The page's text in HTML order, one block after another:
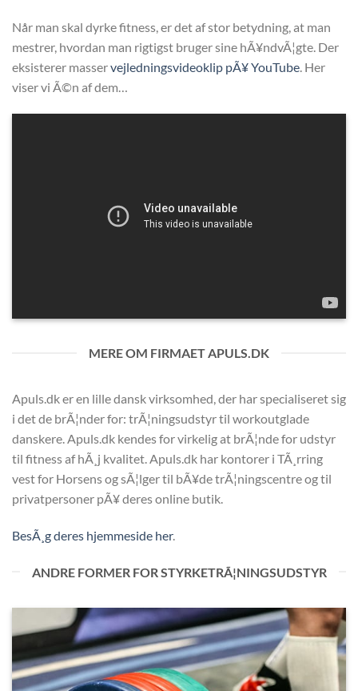
Når man skal dyrke fitness, er det af stor betydning, at man
mestrer, hvordan man rigtigst bruger sine hÃ¥ndvÃ¦gte. Der
eksisterer masservejledningsvideoklip pÃ¥ YouTube. Her
viser vi Ã©n af dem…
MERE OM FIRMAET APULS.DK
Apuls.dk er en lille dansk virksomhed, der har specialiseret sig
i det de brÃ¦nder for: trÃ¦ningsudstyr til workoutglade
danskere. Apuls.dk kendes for virkelig at brÃ¦nde for udstyr
til fitness af hÃ¸j kvalitet. Apuls.dk har kontorer i TÃ¸rring
vest for Horsens og sÃ¦lger til bÃ¥de trÃ¦ningscentre og til
privatpersoner pÃ¥ deres online butik.
BesÃ¸g deres hjemmeside her.
ANDRE FORMER FOR STYRKETRÃ¦NINGSUDSTYR